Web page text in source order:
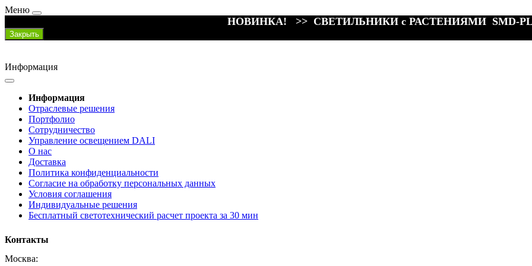
Меню
НОВИНКА! >> СВЕТИЛЬНИКИ с РАСТЕНИЯМИ SMD-
Закрыть
Информация
Информация
Отраслевые решения
Портфолио
Сотрудничество
Управление освещением DALI
О нас
Доставка
Политика конфиденциальности
Согласие на обработку персональных данных
Условия соглашения
Индивидуальные решения
Бесплатный светотехнический расчет проекта за 30 мин
Контакты
Москва: